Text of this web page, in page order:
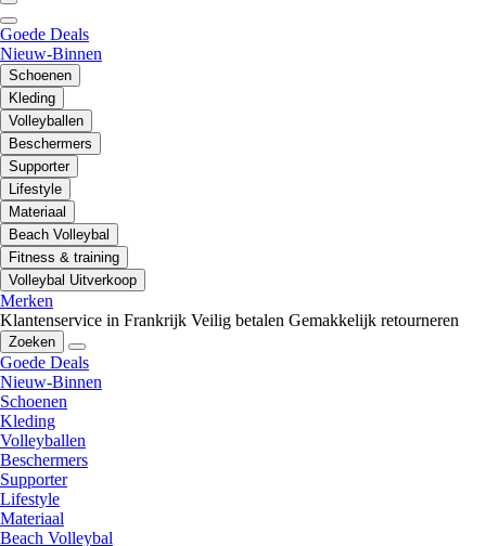
Goede Deals
Nieuw-Binnen
Schoenen
Kleding
Volleyballen
Beschermers
Supporter
Lifestyle
Materiaal
Beach Volleybal
Fitness & training
Volleybal Uitverkoop
Merken
Klantenservice in Frankrijk Veilig betalen Gemakkelijk retourneren
Zoeken
Goede Deals
Nieuw-Binnen
Schoenen
Kleding
Volleyballen
Beschermers
Supporter
Lifestyle
Materiaal
Beach Volleybal